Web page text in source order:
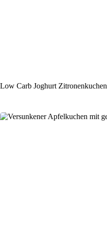
Low Carb Joghurt Zitronenkuchen